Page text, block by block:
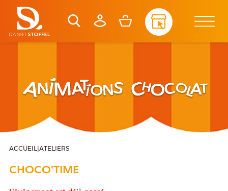
ACCUEIL| ATELIERS
CHOCO'TIME